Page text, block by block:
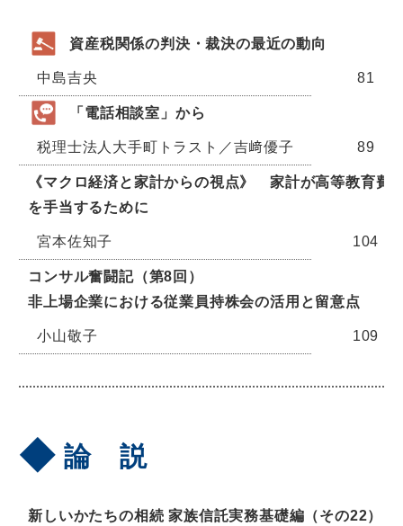
資産税関係の判決・裁決の最近の動向
中島吉央 81
「電話相談室」から
税理士法人大手町トラスト／吉﨑優子 89
《マクロ経済と家計からの視点》 家計が高等教育費
を手当するために
宮本佐知子 104
コンサル奮闘記（第8回）
非上場企業における従業員持株会の活用と留意点
小山敬子 109
論 説
新しいかたちの相続 家族信託実務基礎編（その22）